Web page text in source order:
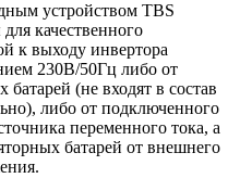
устройством TBS
качественного
к выходу инвертора
230В/50Гц либо от
(не входят в состав
либо от подключенного
переменного тока, а
батарей от внешнего